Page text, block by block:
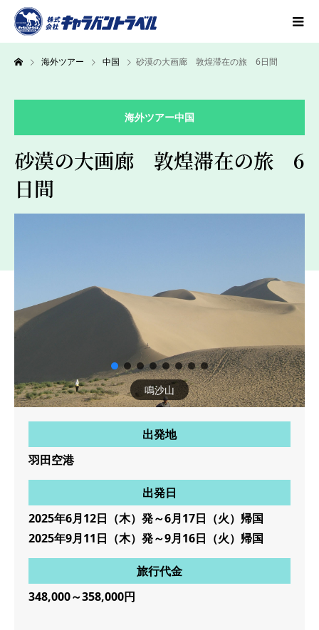
海外ツアー 中国 砂漠の大画廊 敦煌滞在の旅 6日間
海外ツアー中国
砂漠の大画廊 敦煌滞在の旅 6
日間
鳴沙山
出発地
羽田空港
出発日
2025年6月12日（木）発～6月17日（火）帰国
2025年9月11日（木）発～9月16日（火）帰国
旅行代金
348,000～358,000円